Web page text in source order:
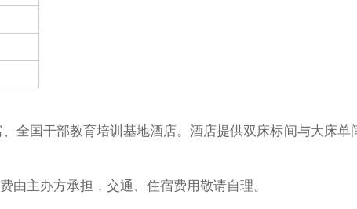
全国干部教育培训基地酒店。酒店提供双床标间与大床单
由主办方承担，交通、住宿费用敬请自理。